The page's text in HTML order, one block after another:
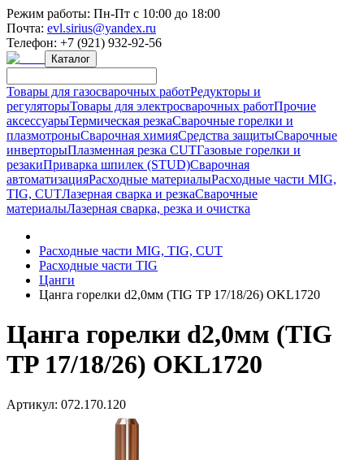
Режим работы: Пн-Пт с 10:00 до 18:00
Почта: evl.sirius@yandex.ru
Телефон: +7 (921) 932-92-56
Каталог
Товары для газосварочных работРедукторы и
регуляторыТовары для электросварочных работПрочие
аксессуарыТермическая резкаСварочные горелки и
плазмотроныСварочная химияСредства защитыСварочные
инверторыПлазменная резка CUTГазовые горелки и
резакиПриварка шпилек (STUD)Сварочная
автоматизацияРасходные материалыРасходные части MIG,
TIG, CUTЛазерная сварка и резкаСварочные
материалыЛазерная сварка, резка и очистка
Расходные части MIG, TIG, CUT
Расходные части TIG
Цанги
Цанга горелки d2,0мм (TIG TP 17/18/26) OKL1720
Цанга горелки d2,0мм (TIG
TP 17/18/26) OKL1720
Артикул: 072.170.120